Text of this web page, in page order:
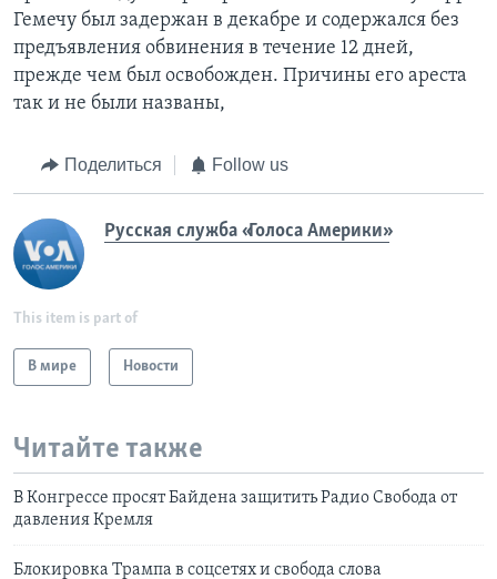
Гемечу был задержан в декабре и содержался без
предъявления обвинения в течение 12 дней,
прежде чем был освобожден. Причины его ареста
так и не были названы,
Поделиться Follow us
Русская служба «Голоса Америки»
This item is part of
В мире Новости
Читайте также
В Конгрессе просят Байдена защитить Радио Свобода от
давления Кремля
Блокировка Трампа в соцсетях и свобода слова